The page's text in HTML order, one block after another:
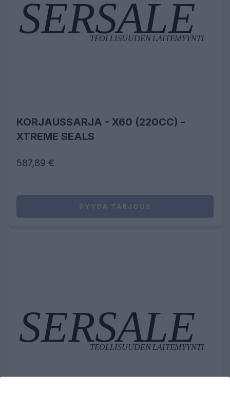
KORJAUSSARJA - X60 (220CC) -
XTREME SEALS
587,89 €
PYYDÄ TARJOUS